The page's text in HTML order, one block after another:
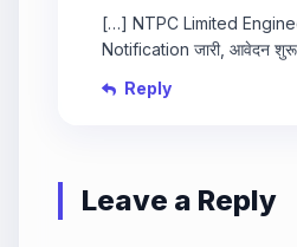
[…] NTPC Limited
Notification जारी, आवेदन
Reply
Leave a Reply